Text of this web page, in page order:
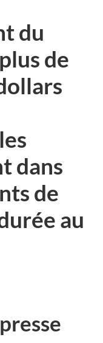
du
de
dans
de
au